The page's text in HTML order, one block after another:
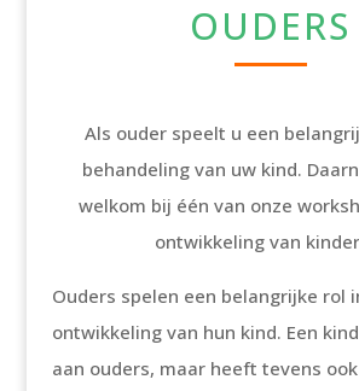
OUDERS
Als ouder speelt u een
behandeling van uw kind.
welkom bij één van onze
ontwikkeling van
Ouders spelen een belangrijke rol
ontwikkeling van hun kind. Een
aan ouders, maar heeft tevens